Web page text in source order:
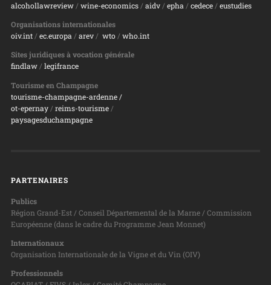
alcohollawreview/ wine-economics/ aidv/ epha / cedece/ eustudies
Organisations internationales
oiv.int/ ec.europa/ arev/ wto/ who.int
Sites juridiques à vocation générale
findlaw/ legifrance
Tourisme en Champagne
tourisme-champagne-ardenne /
ot-epernay/ reims-tourisme/
paysagesduchampagne
PARTENAIRES
Publics
Région Grand-Est / Conseil Départemental de la Marne / Commission
Européenne (dans le cadre du Programme Jean Monnet)
Internationaux
Organisation Internationale de la Vigne et du Vin (OIV)
Professionnels